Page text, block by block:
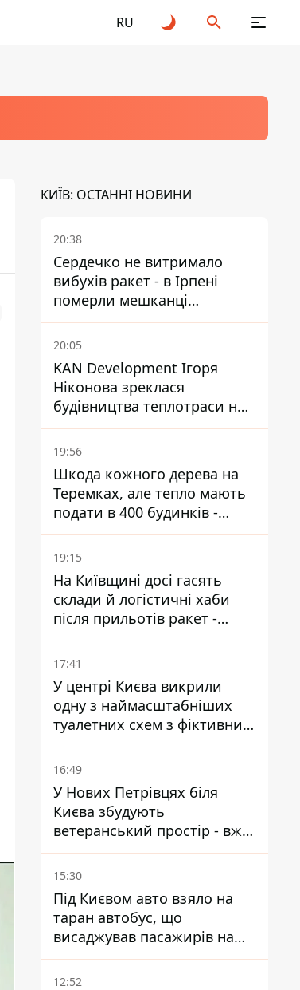
RU
КИЇВ: ОСТАННІ НОВИНИ
20:38
Сердечко не витримало
вибухів ракет - в Ірпені
померли мешканці
притулку для собак з
інвалідністю
20:05
KAN Development Ігоря
Ніконова зреклася
будівництва теплотраси на
Теремках
19:56
Шкода кожного дерева на
Теремках, але тепло мають
подати в 400 будинків -
депутатка Київради
19:15
На Київщині досі гасять
склади й логістичні хаби
після прильотів ракет -
ДСНС
17:41
У центрі Києва викрили
одну з наймасштабніших
туалетних схем з фіктивним
будинком
16:49
У Нових Петрівцях біля
Києва збудують
ветеранський простір - вже
знайшли проєктанта
15:30
Під Києвом авто взяло на
таран автобус, що
висаджував пасажирів на
зупинці - пасажирка в
лікарні
12:52